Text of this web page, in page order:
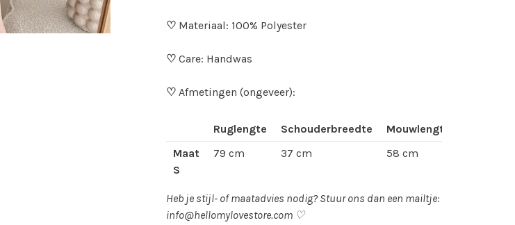
♡ Materiaal: 100% Polyester
♡ Care: Handwas
♡Afmetingen (ongeveer):
Ruglengte Schouderbreedte
Mouwlengte
Maat
S
79 cm 37 cm 58 cm
Maat
M
82 cm 40 cm 59 cm
Heb je stijl- of maatadvies nodig? Stuur ons dan een mailtje:
info@hellomylovestore.com ♡